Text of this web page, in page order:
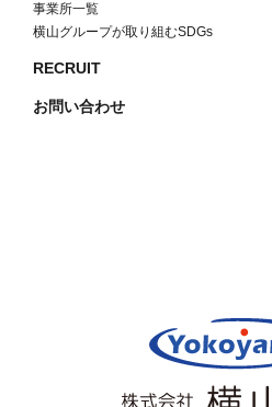
事業所一覧
横山グループが取り組むSDGs
RECRUIT
お問い合わせ